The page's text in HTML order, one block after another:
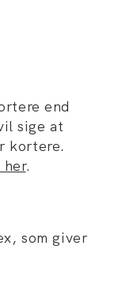
end
sige at
kortere.
.
som giver